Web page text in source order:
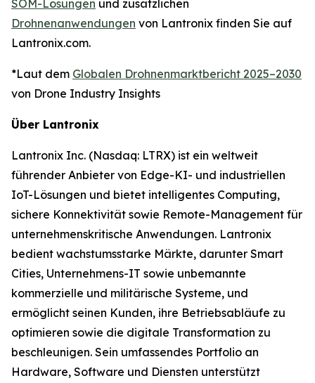
SOM-Lösungen und zusätzlichen
Drohnenanwendungen von Lantronix finden Sie auf
Lantronix.com.
*Laut dem Globalen Drohnenmarktbericht 2025–2030
von Drone Industry Insights
Über Lantronix
Lantronix Inc. (Nasdaq: LTRX) ist ein weltweit
führender Anbieter von Edge-KI- und industriellen
IoT-Lösungen und bietet intelligentes Computing,
sichere Konnektivität sowie Remote-Management für
unternehmenskritische Anwendungen. Lantronix
bedient wachstumsstarke Märkte, darunter Smart
Cities, Unternehmens-IT sowie unbemannte
kommerzielle und militärische Systeme, und
ermöglicht seinen Kunden, ihre Betriebsabläufe zu
optimieren sowie die digitale Transformation zu
beschleunigen. Sein umfassendes Portfolio an
Hardware, Software und Diensten unterstützt